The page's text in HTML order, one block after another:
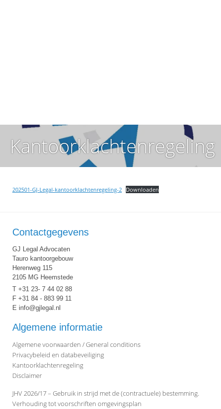
Kantoorklachtenregeling
202501-GJ-Legal-kantoorklachtenregeling-2 Downloaden
Contactgegevens
GJ Legal Advocaten
Tauro kantoorgebouw
Herenweg 115
2105 MG Heemstede
T +31 23- 7 44 02 88
F +31 84 - 883 99 11
E info@gjlegal.nl
Algemene informatie
Algemene voorwaarden / General conditions
Privacybeleid en databeveiliging
Kantoorklachtenregeling
Disclaimer
JHV 2026/17 – Gebruik in strijd met de (contractuele) bestemming.
Verhouding tot voorschriften omgevingsplan